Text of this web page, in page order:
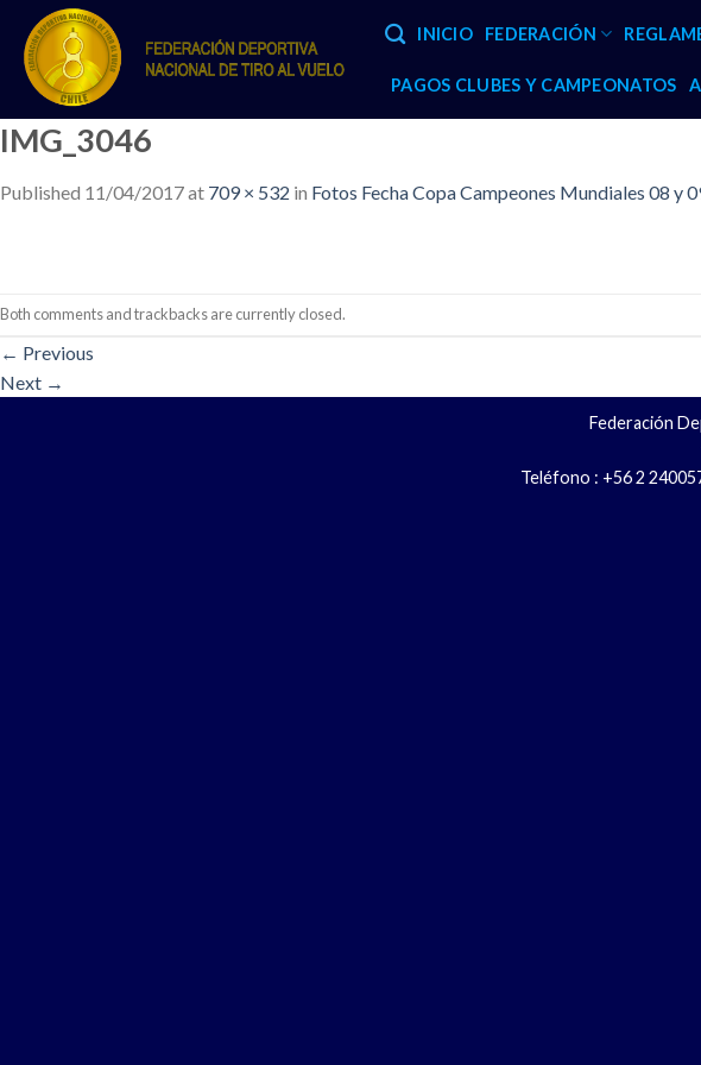
content
INICIO FEDERACIÓN
PAGOS CLUBES Y CAMPEONATOS
IMG_3046
Published 11/04/2017at 709 × 532 in Fotos Fecha Copa Campeones Mundiales 08 y
Both comments and trackbacks are currently closed.
← Previous
Next →
Federación
Teléfono : +56 2